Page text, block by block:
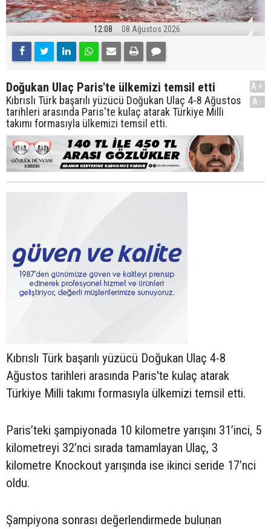
12:08 08 Ağustos 2026
Doğukan Ulaç Paris'te ülkemizi temsil etti
Kıbrıslı Türk başarılı yüzücü Doğukan Ulaç 4-8 Ağustos
tarihleri arasında Paris'te kulaç atarak Türkiye Milli
takımı formasıyla ülkemizi temsil etti.
A+
A-
Kıbrıslı Türk başarılı yüzücü Doğukan Ulaç 4-8
Ağustos tarihleri arasında Paris'te kulaç atarak
Türkiye Milli takımı formasıyla ülkemizi temsil etti.
Paris’teki şampiyonada 10 kilometre yarışını 31’inci, 5
kilometreyi 32’nci sırada tamamlayan Ulaç, 3
kilometre Knockout yarışında ise ikinci seride 17’nci
oldu.
Şampiyona sonrası değerlendirmede bulunan